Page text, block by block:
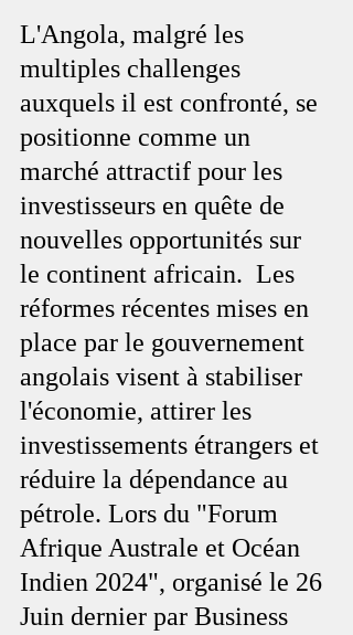
L'Angola, malgré les
multiples challenges
auxquels il est confronté, se
positionne comme un
marché attractif pour les
investisseurs en quête de
nouvelles opportunités sur
le continent africain.  Les
réformes récentes mises en
place par le gouvernement
angolais visent à stabiliser
l'économie, attirer les
investissements étrangers et
réduire la dépendance au
pétrole. Lors du "Forum
Afrique Australe et Océan
Indien 2024", organisé le 26
Juin dernier par Business